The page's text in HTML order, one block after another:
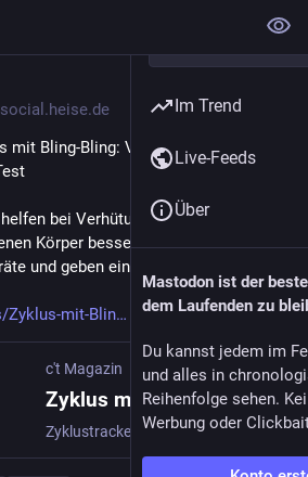
mit Bling-Bling: Vier Tracker mit und
bei Verhütung, Kinderwunsch und
Körper besser kennenzulernen. Wir
und geben einen Marktüberblick.
Zyklus-mit-Blin
c't Magazin
Zyklus mit Bling-Bling: Vier Tracker mit und ohne App im Test
Zyklustracker helfen bei Verhütung, Kinderwunsch und dabei, den eigenen Körper besser kennenzulernen. Wir testen vier Geräte und geben einen Marktüberblick.
Im Trend
Live-Feeds
Über
Mastodon ist der
dem Laufenden zu
Du kannst jedem im
und alles in
Reihenfolge sehen.
Werbung oder